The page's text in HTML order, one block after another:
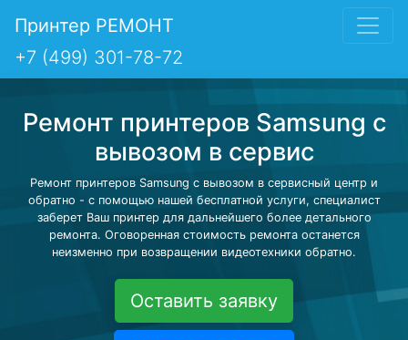
Принтер РЕМОНТ
+7 (499) 301-78-72
Ремонт принтеров Samsung с
вывозом в сервис
Ремонт принтеров Samsung с вывозом в сервисный центр и
обратно - с помощью нашей бесплатной услуги, специалист
заберет Ваш принтер для дальнейшего более детального
ремонта. Оговоренная стоимость ремонта останется
неизменно при возвращении видеотехники обратно.
Оставить заявку